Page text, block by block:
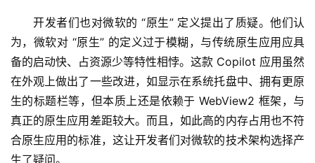
开发者们也对微软的 “原生” 定义提出了质疑。他们认
为，微软对 “原生” 的定义过于模糊，与传统原生应用应具
备的启动快、占资源少等特性相悖。这款 Copilot 应用虽然
在外观上做出了一些改进，如显示在系统托盘中、拥有更原
生的标题栏等，但本质上还是依赖于 WebView2 框架，与
真正的原生应用差距较大。而且，如此高的内存占用也不符
合原生应用的标准，这让开发者们对微软的技术架构选择产
生了疑问。